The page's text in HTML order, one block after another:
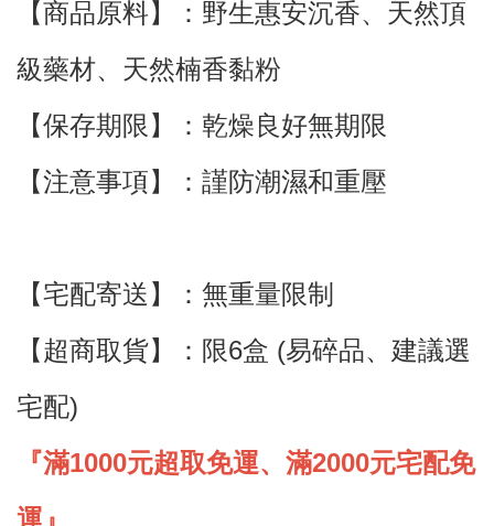
【商品原料】：野生惠安沉香、天然頂
級藥材、 天然楠香黏粉
【保存期限】：乾燥良好無期限
【注意事項】：謹防潮濕和重壓
【宅配寄送】 ： 無重量限制
【超商取貨】
：限6盒 (易碎品、建議選
宅配)
『滿1000元超取免運、滿2000元宅配免
運』